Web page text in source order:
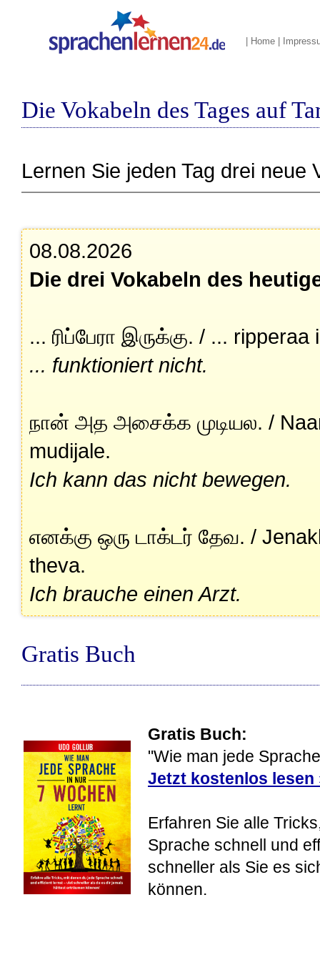
Home
Die Vokabeln des Tages auf
Lernen Sie jeden Tag drei neue
08.08.2026
Die drei Vokabeln des
... ரிப்பேரா இருக்கு. / ... ripperaa
... funktioniert nicht.
நான் அத அசைக்க முடியல. /
mudijale.
Ich kann das nicht bewegen.
எனக்கு ஒரு டாக்டர் தேவ. /
theva.
Ich brauche einen Arzt.
Gratis Buch
Gratis Buch:
"Wie man jede
Jetzt kostenlos lesen
Erfahren Sie alle
Sprache schnell und
schneller als Sie es
können.